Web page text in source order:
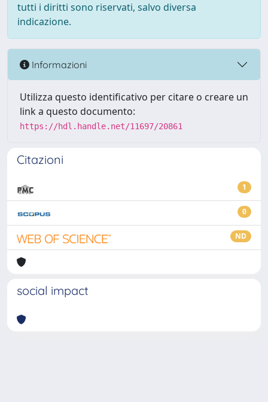
tutti i diritti sono riservati, salvo diversa
indicazione.
Informazioni
Utilizza questo identificativo per citare o creare un
link a questo documento:
https://hdl.handle.net/11697/20861
Citazioni
1
0
ND
social impact